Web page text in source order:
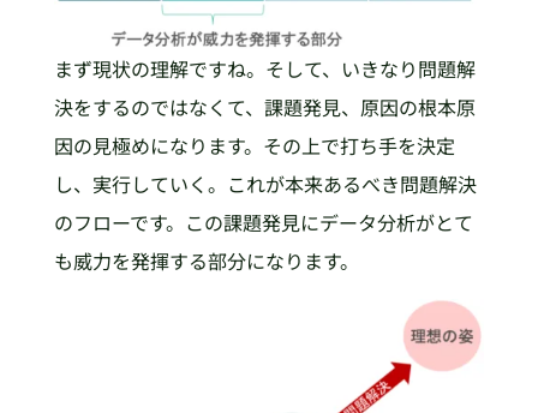
まず現状の理解ですね。そして、いきなり問題解
決をするのではなくて、課題発見、原因の根本原
因の見極めになります。その上で打ち手を決定
し、実行していく。これが本来あるべき問題解決
のフローです。この課題発見にデータ分析がとて
も威力を発揮する部分になります。